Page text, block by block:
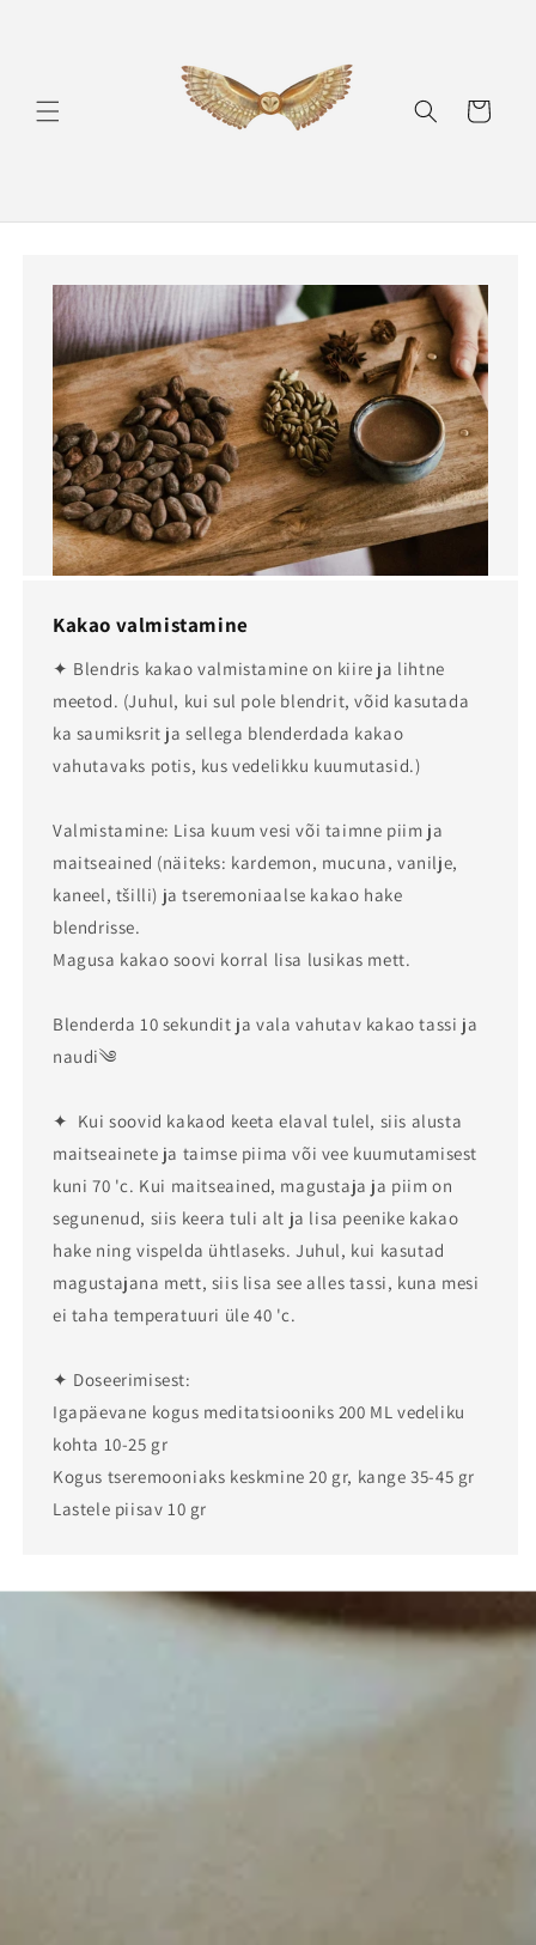
Ostukorv
Kakao valmistamine
✦ Blendris kakao valmistamine on kiire ja lihtne
meetod. (Juhul, kui sul pole blendrit, võid kasutada
ka saumiksrit ja sellega blenderdada kakao
vahutavaks potis, kus vedelikku kuumutasid.)
Valmistamine: Lisa kuum vesi või taimne piim ja
maitseained (näiteks: kardemon, mucuna, vanilje,
kaneel, tšilli) ja tseremoniaalse kakao hake
blendrisse.
Magusa kakao soovi korral lisa lusikas mett.
Blenderda 10 sekundit ja vala vahutav kakao tassi ja
naudi༄
✦ Kui soovid kakaod keeta elaval tulel, siis alusta
maitseainete ja taimse piima või vee kuumutamisest
kuni 70 'c. Kui maitseained, magustaja ja piim on
segunenud, siis keera tuli alt ja lisa peenike kakao
hake ning vispelda ühtlaseks. Juhul, kui kasutad
magustajana mett, siis lisa see alles tassi, kuna mesi
ei taha temperatuuri üle 40 'c.
✦ Doseerimisest:
Igapäevane kogus meditatsiooniks 200 ML vedeliku
kohta 10-25 gr
Kogus tseremooniaks keskmine 20 gr, kange 35-45 gr
Lastele piisav 10 gr